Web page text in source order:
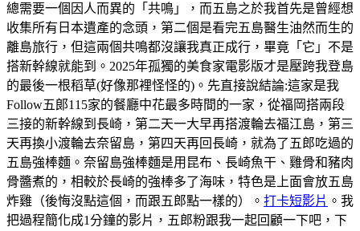
總需要一個因人而異的「共鳴」，而五島之於我首先是曾經想
收集所有日本遺產的念頭，第二個是看完五島醫生油然而生的
離島旅行，但這兩個共鳴都沒讓我真正成行，畢竟「它」不是
搭新幹線就能到。2025年孤獨的美食家電影版才是壓跨我登島
的最後一根稻草(好像那裡怪怪的)。先直接說結論:這家是我
Follow五郞115家的餐廳中花最多時間的一家，從福岡搭兩段
三接的新幹線到長崎，第二天一大早再搭渡輪去福江島，第三
天再換小渡輪去奈留島，第四天再回長崎，就為了五郎吃過的
五島強棒麵。奈留島強棒麵是用昆布、長崎魚干、雞骨和豬肉
骨醬煮的，相較於長崎的強棒多了海味，特色是上面會放五島
炸雞（後悔沒點這個，而跟五郎點一樣的）。 打卡短影片 。我
把過程簡化成1分鐘的影片，五郎粉跟我一起回顧一下吧，下